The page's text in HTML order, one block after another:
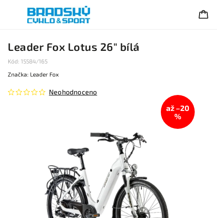
Leader Fox Lotus 26" bílá
Kód: 15584/165
Neohodnoceno
Značka: Leader Fox
až –20
%